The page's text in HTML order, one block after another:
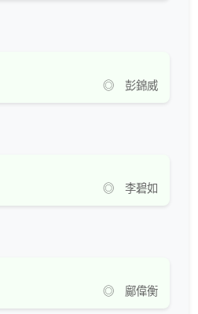
◎ 彭錦威
◎ 李碧如
◎ 鄺偉衡